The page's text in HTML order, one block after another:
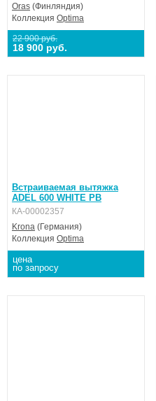
Oras (Финляндия)
Коллекция Optima
22 900 руб.
18 900 руб.
Встраиваемая вытяжка
ADEL 600 WHITE PB
КА-00002357
Krona (Германия)
Коллекция Optima
цена
по запросу